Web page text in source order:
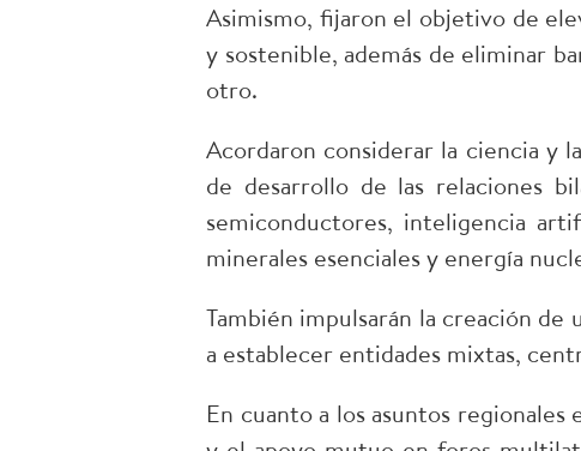
Asimismo, fijaron el objetivo de
y sostenible, además de eliminar
otro.
Acordaron considerar la ciencia y
de desarrollo de las relaciones
semiconductores, inteligencia
minerales esenciales y energía
También impulsarán la creación
a establecer entidades mixtas,
En cuanto a los asuntos